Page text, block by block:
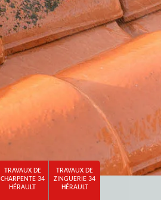
TRAVAUX DE
CHARPENTE 34
HÉRAULT
TRAVAUX DE
ZINGUERIE 34
HÉRAULT